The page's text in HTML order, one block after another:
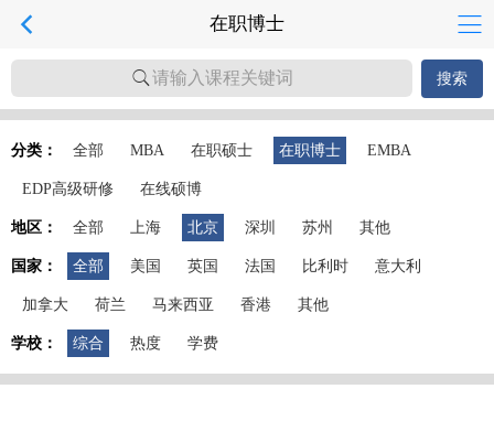
在职博士
请输入课程关键词 搜索
分类： 全部 MBA 在职硕士 在职博士 EMBA
EDP高级研修 在线硕博
地区： 全部 上海 北京 深圳 苏州 其他
国家： 全部 美国 英国 法国 比利时 意大利
加拿大 荷兰 马来西亚 香港 其他
学校： 综合 热度 学费